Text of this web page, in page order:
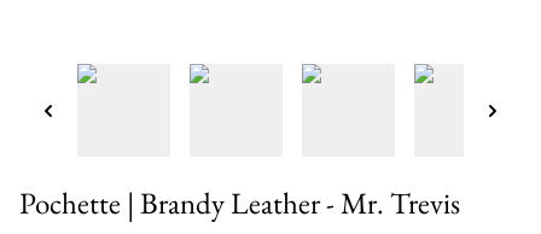
Pochette | Brandy Leather - Mr. Trevis